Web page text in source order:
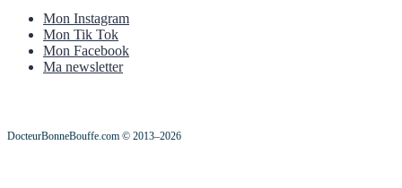
Mon Instagram
Mon Tik Tok
Mon Facebook
Ma newsletter
DocteurBonneBouffe.com © 2013–2026